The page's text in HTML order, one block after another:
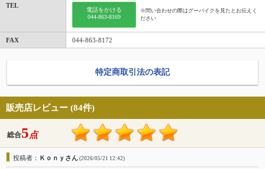
TEL
電話をかける
044-863-8169
※問い合わせの際はグーバイクを見たとお伝えく
ださい
FAX 044-863-8172
特定商取引法の表記
販売店レビュー (84件)
総合5点
投稿者： Ｋｏｎｙさん (2026/05/21 12:42)